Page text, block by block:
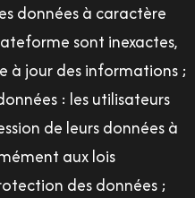
données à caractère
sont inexactes,
à jour des informations ;
: les utilisateurs
de leurs données à
aux lois
des données ;